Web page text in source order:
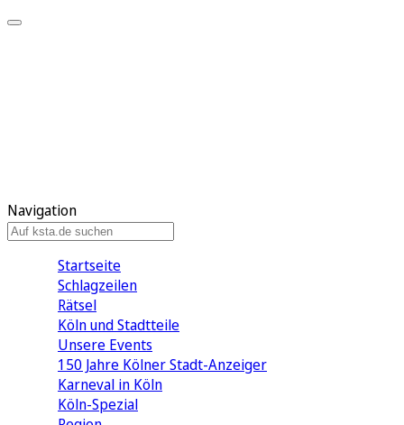
Navigation
Startseite
Schlagzeilen
Rätsel
Köln und Stadtteile
Unsere Events
150 Jahre Kölner Stadt-Anzeiger
Karneval in Köln
Köln-Spezial